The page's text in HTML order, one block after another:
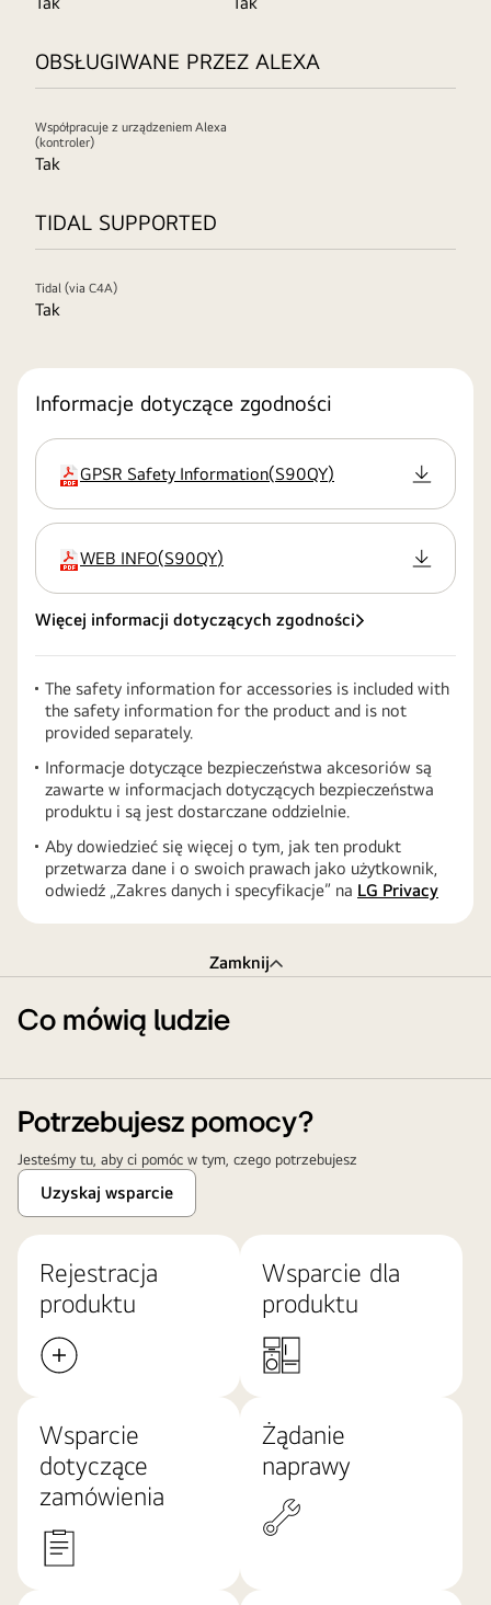
OBSŁUGIWANE PRZEZ ALEXA
Współpracuje z urządzeniem Alexa
(kontroler)
Tak
TIDAL SUPPORTED
Tidal (via C4A)
Tak
Informacje dotyczące zgodności
rozszerzenie:pdf
GPSR Safety Information(S90QY)
rozszerzenie:pdf
WEB INFO(S90QY)
Więcej informacji dotyczących zgodności
The safety information for accessories is included with
the safety information for the product and is not
provided separately.
Informacje dotyczące bezpieczeństwa akcesoriów są
zawarte w informacjach dotyczących bezpieczeństwa
produktu i są jest dostarczane oddzielnie.
Aby dowiedzieć się więcej o tym, jak ten produkt
przetwarza dane i o swoich prawach jako użytkownik,
odwiedź „Zakres danych i specyfikacje” na LG Privacy
Zamknij
Co mówią ludzie
Potrzebujesz pomocy?
Jesteśmy tu, aby ci pomóc w tym, czego potrzebujesz
Uzyskaj wsparcie
Rejestracja
produktu
Wsparcie dla
produktu
Wsparcie
dotyczące
zamówienia
Żądanie
naprawy